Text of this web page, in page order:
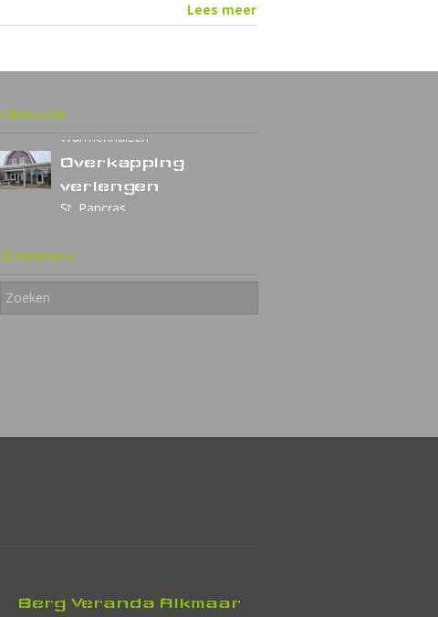
Lees meer
Nieuwsstijl
Warmenhuizen
Overkapping
verlengen
St. Pancras
berging
Warmenhuizen
Zoeken
Berg Veranda Alkmaar